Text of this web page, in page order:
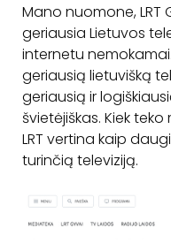
Mano nuomone, LRT
geriausia Lietuvos
internetu
geriausią lietuvišką
geriausią ir
švietėjiškas. Kiek
LRT vertina kaip
turinčią televiziją.